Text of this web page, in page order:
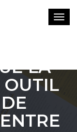
LA
OUTIL